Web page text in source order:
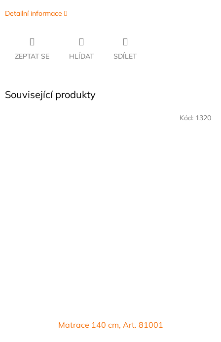
Detailní informace
ZEPTAT SE HLÍDAT SDÍLET
Související produkty
Matrace 140 cm, Art. 81001
Kód: 1320